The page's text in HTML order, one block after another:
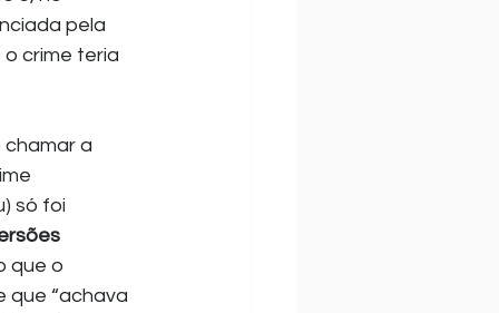
pela
crime teria
só foi
que o
que “achava